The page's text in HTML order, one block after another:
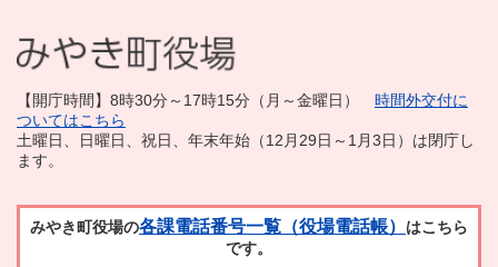
【開庁時間】8時30分～17時15分（月～金曜日） 時間外交付に
ついてはこちら
土曜日、日曜日、祝日、年末年始（12月29日～1月3日）は閉庁し
ます。
みやき町役場の各課電話番号一覧（役場電話帳） はこちら
です。